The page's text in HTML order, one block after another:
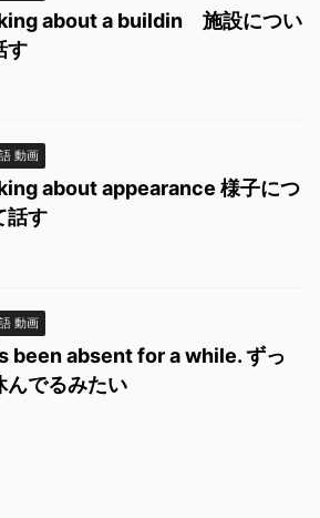
about a buildin 施設につい
す
動画
about appearance 様子につ
話す
動画
been absent for a while. ずっ
んでるみたい